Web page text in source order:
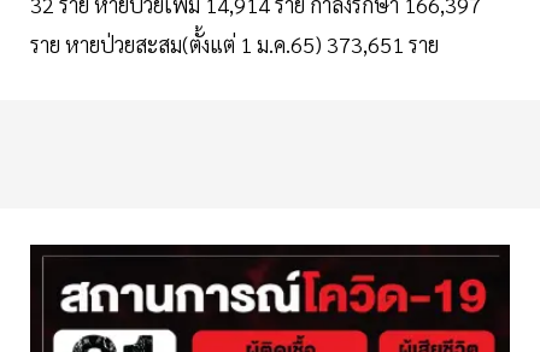
ราย หายป่วยสะสม(ตั้งแต่ 1 ม.ค.65) 373,651 ราย